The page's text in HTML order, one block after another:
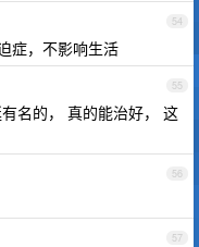
54
症，不影响生活
55
名的， 真的能治好， 这
56
57